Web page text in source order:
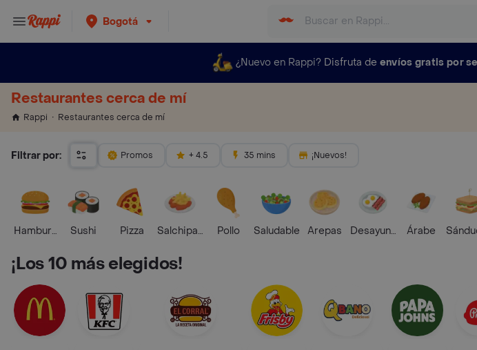
Bogotá
¿Nuevo en Rappi? Disfruta de envíos gratis por
Restaurantes cerca de mí
Rappi Restaurantes cerca de mí
Filtrar por: Promos + 4.5 35 mins ¡Nuevos!
HamburguesaSushi Pizza Salchipapas Pollo Saludable Arepas Desayunos Árabe
¡Los 10 más elegidos!